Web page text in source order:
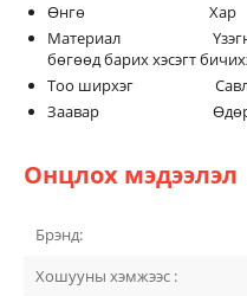
Өнгө
Материал Үзэгний
бөгөөд барих хэсэгт
Тоо ширхэг
Заавар Өдөр
Онцлох мэдээлэл
Брэнд:
Хошууны хэмжээс :